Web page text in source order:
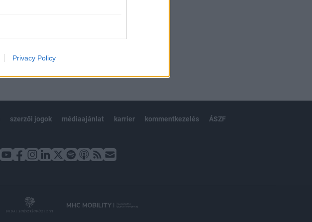
Privacy Policy
szerzői jogok médiaajánlat karrier kommentkezelés ÁSZF